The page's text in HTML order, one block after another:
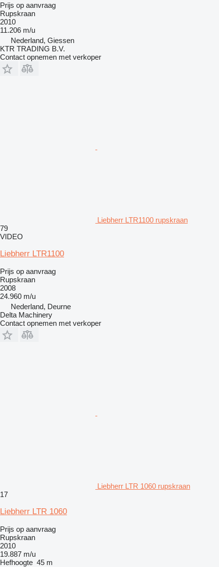
Prijs op aanvraag
Rupskraan
2010
11.206 m/u
Nederland, Giessen
KTR TRADING B.V.
Contact opnemen met verkoper
Liebherr LTR1100 rupskraan
79
VIDEO
Liebherr LTR1100
Prijs op aanvraag
Rupskraan
2008
24.960 m/u
Nederland, Deurne
Delta Machinery
Contact opnemen met verkoper
Liebherr LTR 1060 rupskraan
17
Liebherr LTR 1060
Prijs op aanvraag
Rupskraan
2010
19.887 m/u
Hefhoogte 45 m